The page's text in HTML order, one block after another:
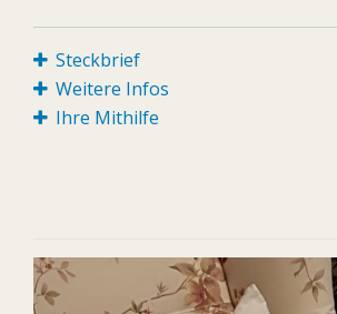
Steckbrief
Weitere Infos
Ihre Mithilfe